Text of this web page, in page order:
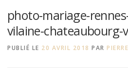
photo-mariage-
vilaine-chateaubourg-
PUBLIÉ LE 20 AVRIL 2018 PAR PIERRE